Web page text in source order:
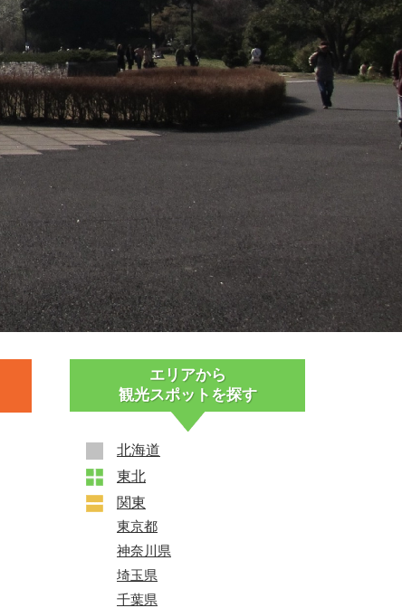
エリアから
観光スポットを探す
北海道
東北
関東
東京都
神奈川県
埼玉県
千葉県